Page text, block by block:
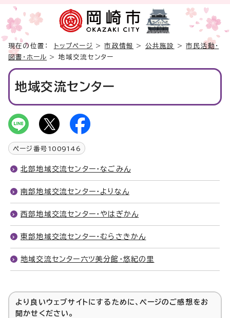
現在の位置： トップページ >市政情報 > 公共施設 >市民活動・
図書・ホール > 地域交流センター
地域交流センター
ページ番号 1009146
北部地域交流センター・なごみん
南部地域交流センター・よりなん
西部地域交流センター・やはぎかん
東部地域交流センター・むらさきかん
地域交流センター六ツ美分館・悠紀の里
より良いウェブサイトにするために、ページのご感想をお
聞かせください。